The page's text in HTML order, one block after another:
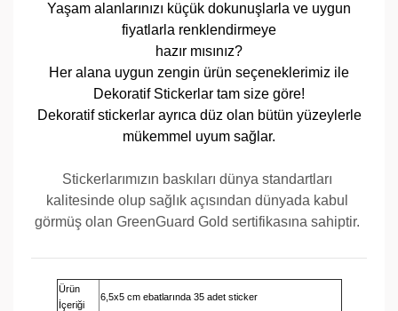
Yaşam alanlarınızı küçük dokunuşlarla ve uygun
fiyatlarla renklendirmeye
hazır mısınız?
Her alana uygun zengin ürün seçeneklerimiz ile
Dekoratif Stickerlar tam size göre!
Dekoratif stickerlar ayrıca düz olan bütün yüzeylerle
mükemmel uyum sağlar.
Stickerlarımızın baskıları dünya standartları
kalitesinde olup sağlık açısından dünyada kabul
görmüş olan GreenGuard Gold sertifikasına sahiptir.
Ürün
İçeriği
6,5x5 cm ebatlarında 35 adet sticker